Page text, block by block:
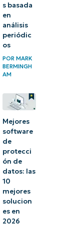
s basada
en
análisis
periódic
os
POR MARK
BERMINGH
AM
Mejores
software
de
protecci
ón de
datos: las
10
mejores
solucion
es en
2026